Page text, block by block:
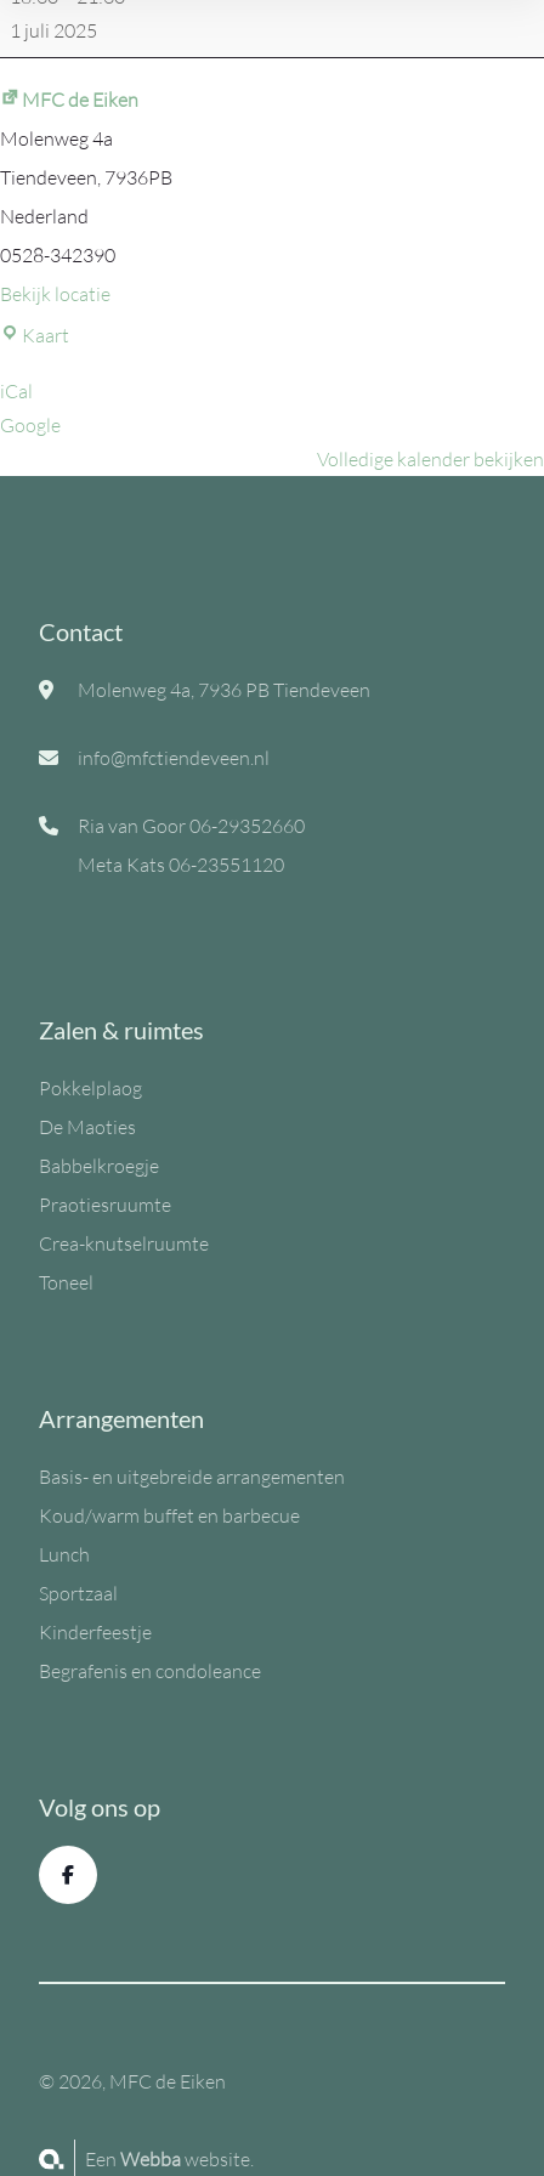
1 juli 2025
MFC de Eiken
Molenweg 4a
Tiendeveen, 7936PB
Nederland
0528-342390
Bekijk locatie
Kaart
iCal
Google
Volledige kalender bekijken
Contact
Molenweg 4a, 7936 PB Tiendeveen
info@mfctiendeveen.nl
Ria van Goor06-29352660
Meta Kats 06-23551120
Zalen & ruimtes
Pokkelplaog
De Maoties
Babbelkroegje
Praotiesruumte
Crea-knutselruumte
Toneel
Arrangementen
Basis- en uitgebreide arrangementen
Koud/warm buffet en barbecue
Lunch
Sportzaal
Kinderfeestje
Begrafenis en condoleance
Volg ons op
© 2026, MFC de Eiken
EenWebbawebsite.